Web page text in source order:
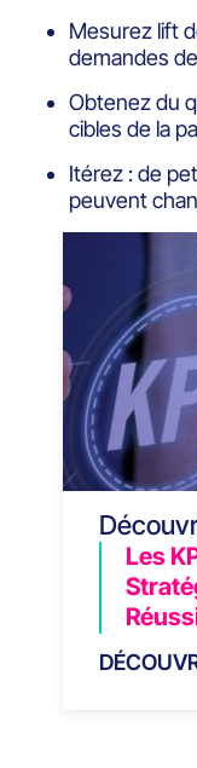
Mesurez lift
demandes
Obtenez du
cibles de la
Itérez : de
peuvent
Les